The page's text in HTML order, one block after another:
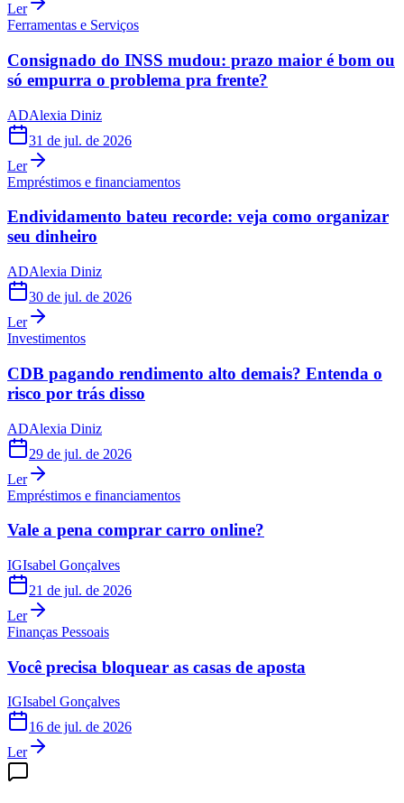
Ler
Ferramentas e Serviços
Consignado do INSS mudou: prazo maior é bom ou
só empurra o problema pra frente?
ADAlexia Diniz
31 de jul. de 2026
Ler
Empréstimos e financiamentos
Endividamento bateu recorde: veja como organizar
seu dinheiro
ADAlexia Diniz
30 de jul. de 2026
Ler
Investimentos
CDB pagando rendimento alto demais? Entenda o
risco por trás disso
ADAlexia Diniz
29 de jul. de 2026
Ler
Empréstimos e financiamentos
Vale a pena comprar carro online?
IGIsabel Gonçalves
21 de jul. de 2026
Ler
Finanças Pessoais
Você precisa bloquear as casas de aposta
IGIsabel Gonçalves
16 de jul. de 2026
Ler